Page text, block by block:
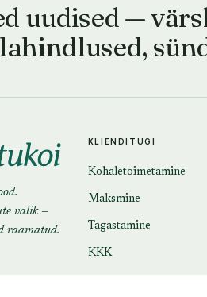
uudised —
valik —
raamatud.
KLIENDITUGI
Kohaletoimetamine
Maksmine
Tagastamine
KKK